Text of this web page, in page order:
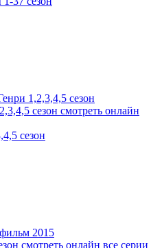
1,2,3,4,5 сезон
сезон
2015